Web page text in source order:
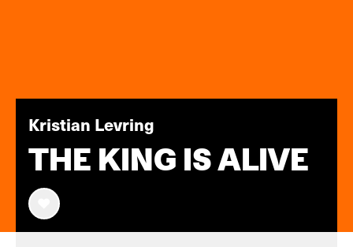
Kristian Levring
THE KING IS ALIVE